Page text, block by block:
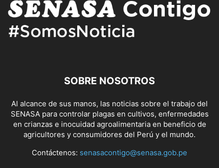
SOBRE NOSOTROS
Al alcance de sus manos, las noticias sobre el trabajo del
SENASA para controlar plagas en cultivos, enfermedades
en crianzas e inocuidad agroalimentaria en beneficio de
agricultores y consumidores del Perú y el mundo.
Contáctenos: senasacontigo@senasa.gob.pe